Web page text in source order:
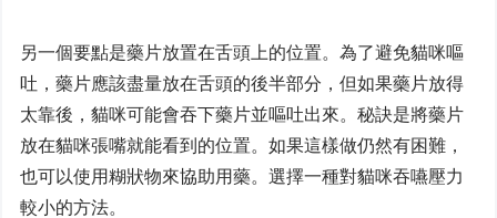
另一個要點是藥片放置在舌頭上的位置。為了避免貓咪嘔
吐，藥片應該盡量放在舌頭的後半部分，但如果藥片放得
太靠後，貓咪可能會吞下藥片並嘔吐出來。秘訣是將藥片
放在貓咪張嘴就能看到的位置。如果這樣做仍然有困難，
也可以使用糊狀物來協助用藥。選擇一種對貓咪吞嚥壓力
較小的方法。